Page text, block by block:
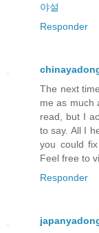
야설
Responder
The next
me as much
read, but I
to say. All I
you could
Feel free to
Responder